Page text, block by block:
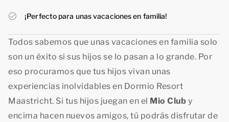
¡Perfecto para unas vacaciones en familia!
Todos sabemos que unas vacaciones en familia solo
son un éxito si sus hijos se lo pasan a lo grande. Por
eso procuramos que tus hijos vivan unas
experiencias inolvidables en Dormio Resort
Maastricht. Si tus hijos juegan en el Mio Club y
encima hacen nuevos amigos, tú podrás disfrutar de